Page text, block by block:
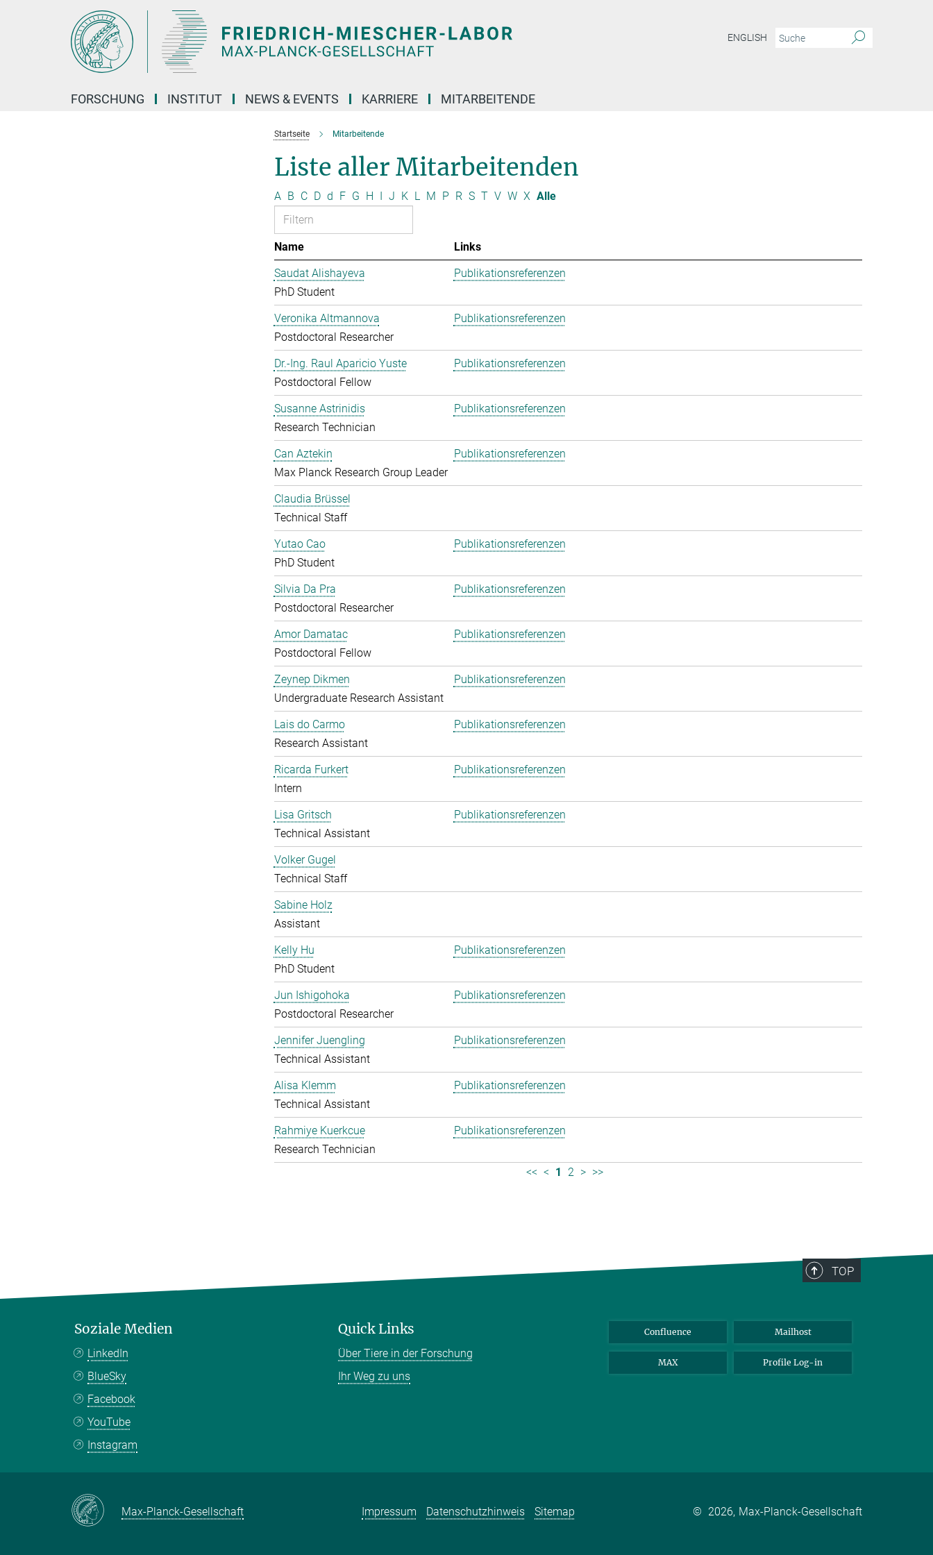
ENGLISH
FORSCHUNG INSTITUT NEWS & EVENTS KARRIERE MITARBEITENDE
Startseite Mitarbeitende
Liste aller Mitarbeitenden
A B C D d F G H I J K L M P R S T V W X Alle
Name
Links
Saudat Alishayeva
PhD Student
Publikationsreferenzen
Veronika Altmannova
Postdoctoral Researcher
Publikationsreferenzen
Dr.-Ing. Raul Aparicio Yuste
Postdoctoral Fellow
Publikationsreferenzen
Susanne Astrinidis
Research Technician
Publikationsreferenzen
Can Aztekin
Max Planck Research Group Leader
Publikationsreferenzen
Claudia Brüssel
Technical Staff
Yutao Cao
PhD Student
Publikationsreferenzen
Silvia Da Pra
Postdoctoral Researcher
Publikationsreferenzen
Amor Damatac
Postdoctoral Fellow
Publikationsreferenzen
Zeynep Dikmen
Undergraduate Research Assistant
Publikationsreferenzen
Lais do Carmo
Research Assistant
Publikationsreferenzen
Ricarda Furkert
Intern
Publikationsreferenzen
Lisa Gritsch
Technical Assistant
Publikationsreferenzen
Volker Gugel
Technical Staff
Sabine Holz
Assistant
Kelly Hu
PhD Student
Publikationsreferenzen
Jun Ishigohoka
Postdoctoral Researcher
Publikationsreferenzen
Jennifer Juengling
Technical Assistant
Publikationsreferenzen
Alisa Klemm
Technical Assistant
Publikationsreferenzen
Rahmiye Kuerkcue
Research Technician
Publikationsreferenzen
<< < 1 2 > >>
TOP
Soziale Medien
LinkedIn
BlueSky
Facebook
YouTube
Instagram
Quick Links
Über Tiere in der Forschung
Ihr Weg zu uns
Confluence Mailhost
MAX Profile Log-in
Max-Planck-Gesellschaft Impressum Datenschutzhinweis Sitemap © 2026, Max-Planck-Gesellschaft